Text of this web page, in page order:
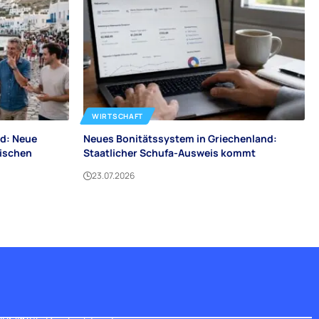
Neue
WIRTSCHAFT
Neues Bonitätssystem in Griechenland:
Staatlicher Schufa-Ausweis kommt
23.07.2026